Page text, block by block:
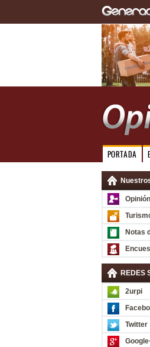
PORTADA
Notas
REDES
2urpi
Twitter